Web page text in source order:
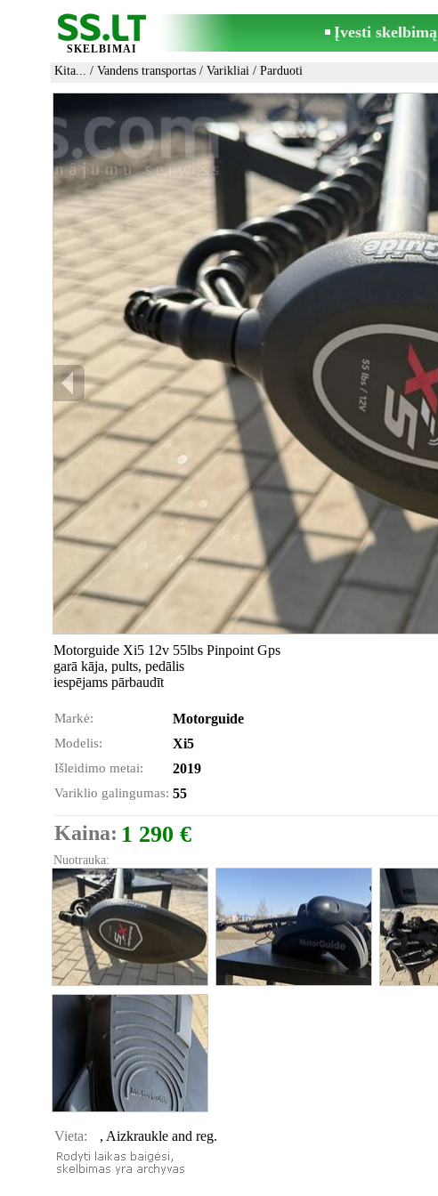
SKELBIMAI
Įvesti skelbimą
Kita... / Vandens transportas / Varikliai / Parduoti
Motorguide Xi5 12v 55lbs Pinpoint Gps
garā kāja, pults, pedālis
iespējams pārbaudīt
Markė: Motorguide
Modelis: Xi5
Išleidimo metai: 2019
Variklio galingumas: 55
Kaina: 1 290 €
Nuotrauka:
Vieta: , Aizkraukle and reg.